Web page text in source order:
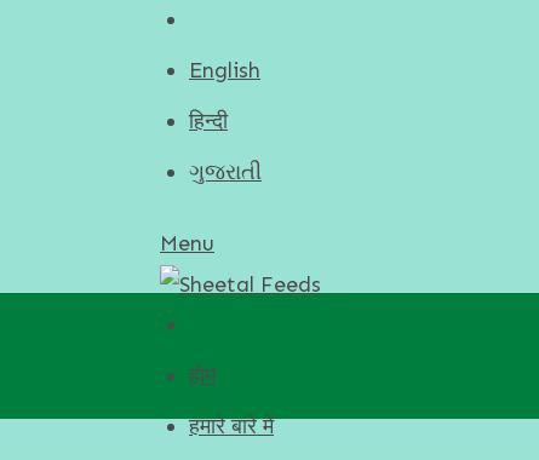
English
हिन्दी
ગુજરાતી
Menu
होम
हमारे बारे में